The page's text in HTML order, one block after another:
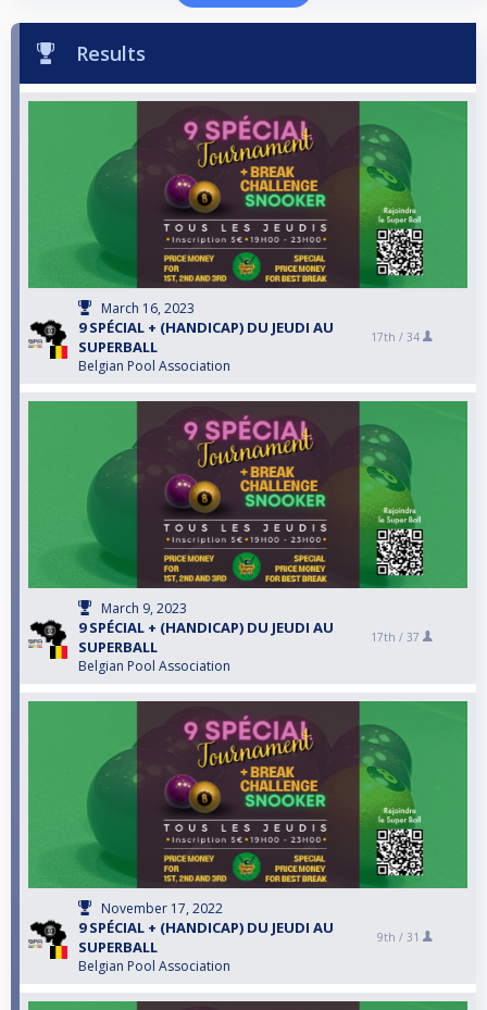
Results
March 16, 2023
9 SPÉCIAL + (HANDICAP) DU JEUDI AU
SUPERBALL
Belgian Pool Association
17th / 34
March 9, 2023
9 SPÉCIAL + (HANDICAP) DU JEUDI AU
SUPERBALL
Belgian Pool Association
17th / 37
November 17, 2022
9 SPÉCIAL + (HANDICAP) DU JEUDI AU
SUPERBALL
Belgian Pool Association
9th / 31